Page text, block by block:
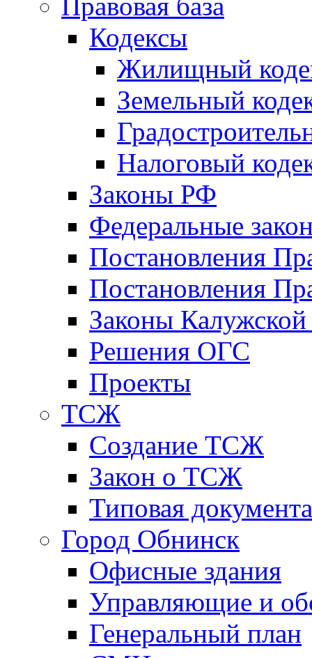
Кодексы
Жилищный
Земельный
Налоговый
Законы РФ
Федеральные
Постановления
Постановления
Законы Калужской
Решения ОГС
Проекты
ТСЖ
Создание ТСЖ
Закон о ТСЖ
Типовая
Город Обнинск
Офисные здания
Управляющие и
Генеральный план